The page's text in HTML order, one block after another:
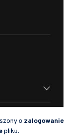
o zalogowanie
pliku.